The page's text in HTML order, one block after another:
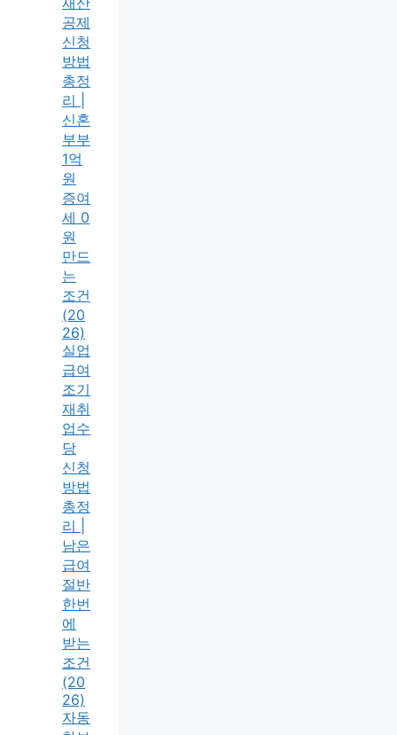
공제
신청
방법
총정
리 |
신혼
부부
1억
원
증여
세 0
원
만드
는
조건
(20
26)
실업
급여
조기
재취
업수
당
신청
방법
총정
리 |
남은
급여
절반
한번
에
받는
조건
(20
26)
자동